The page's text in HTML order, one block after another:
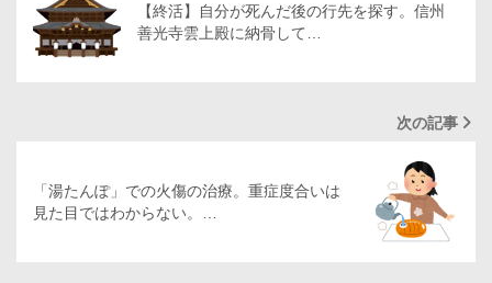
【終活】自分が死んだ後の行先を探す。信州
善光寺雲上殿に納骨して…
次の記事
「湯たんぽ」での火傷の治療。重症度合いは
見た目ではわからない。…